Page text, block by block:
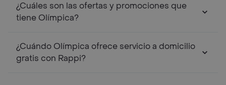
¿Cuáles son las ofertas y promociones que
tiene Olímpica?
¿Cuándo Olímpica ofrece servicio a domicilio
gratis con Rappi?